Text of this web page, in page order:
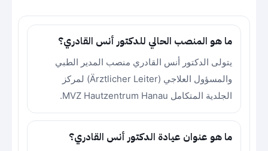
ما هو المنصب الحالي للدكتور أنس القادري؟
يتولى الدكتور أنس القادري منصب المدير الطبي
والمسؤول العلاجي (Ärztlicher Leiter) لمركز
الجلدية المتكامل MVZ Hautzentrum Hanau.
ما هو عنوان عيادة الدكتور أنس القادري؟